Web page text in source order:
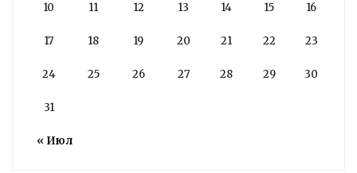
« Июл
10 11 12 13 14 15 16
17 18 19 20 21 22 23
24 25 26 27 28 29 30
31